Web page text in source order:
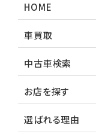
HOME
車買取
中古車検索
お店を探す
選ばれる理由